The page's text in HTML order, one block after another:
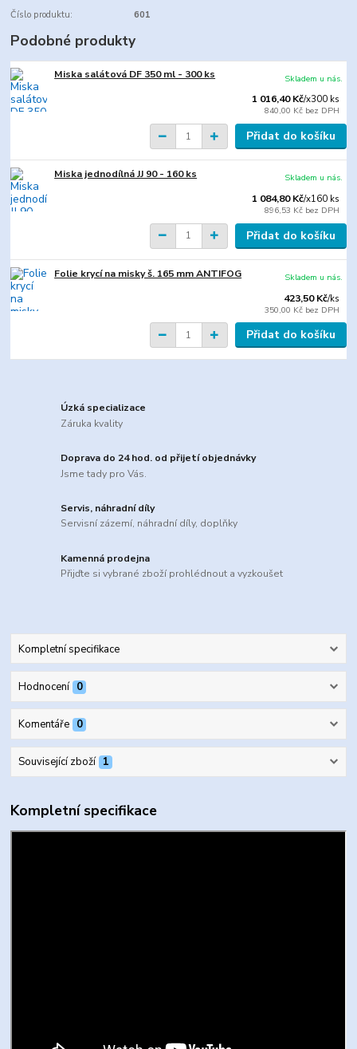
Číslo produktu: 601
Podobné produkty
Miska salátová DF 350 ml - 300 ks
1 016,40 Kč/x300 ks
840,00 Kč bez DPH
Skladem u nás.
Přidat do košíku
Miska jednodílná JJ 90 - 160 ks
1 084,80 Kč/x160 ks
896,53 Kč bez DPH
Skladem u nás.
Přidat do košíku
Folie krycí na misky š. 165 mm ANTIFOG
423,50 Kč/ks
350,00 Kč bez DPH
Skladem u nás.
Přidat do košíku
Úzká specializace
Záruka kvality
Doprava do 24 hod. od přijetí objednávky
Jsme tady pro Vás.
Servis, náhradní díly
Servisní zázemí, náhradní díly, doplňky
Kamenná prodejna
Přijďte si vybrané zboží prohlédnout a vyzkoušet
Kompletní specifikace
Hodnocení 0
Komentáře 0
Související zboží 1
Kompletní specifikace